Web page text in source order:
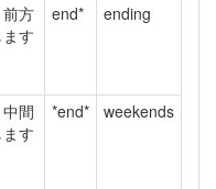
方
す
end* ending
間
す
*end* weekends